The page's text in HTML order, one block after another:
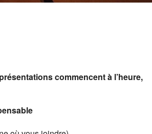
commencent à l’heure,